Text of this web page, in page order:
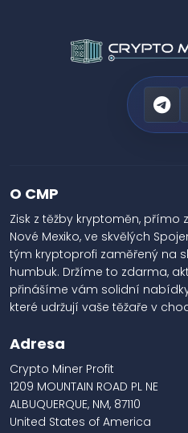
O CMP
Zisk z těžby kryptoměn, přímo
Nové Mexiko, ve skvělých
tým kryptoprofi zaměřený na
humbuk. Držíme to zdarma,
přinášíme vám solidní
které udržují vaše těžaře v
Adresa
Crypto Miner Profit
1209 MOUNTAIN ROAD PL NE
ALBUQUERQUE, NM, 87110
United States of America